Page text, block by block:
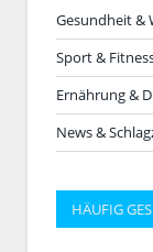
Gesundheit &
Sport &
Ernährung &
News &
HÄUFIG